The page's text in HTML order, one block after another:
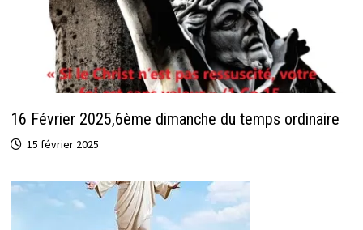
16 Février 2025,6ème dimanche du temps ordinaire
15 février 2025